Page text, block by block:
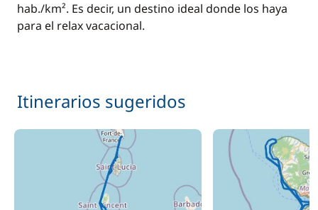
hab./km². Es decir, un destino ideal donde los haya
para el relax vacacional.
Itinerarios sugeridos